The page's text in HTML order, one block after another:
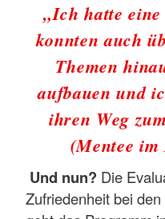
„Ich hatte
konnten auch
Themen
aufbauen und
ihren Weg
(Mentee
Und nun? Die
Zufriedenheit bei